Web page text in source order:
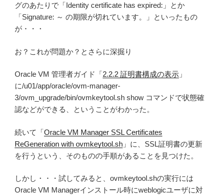
グのあたりで「Identity certificate has expired:」とか
「Signature: ～ の期限が切れています。」といったもの
が・・・
お？これが問題か？とさらに深掘り
Oracle VM 管理者ガイド「2.2.2 証明書構成の表示 」
に/u01/app/oracle/ovm-manager-
3/ovm_upgrade/bin/ovmkeytool.sh show コマンドで状態確
認などができる、ということがわかった。
続いて「Oracle VM Manager SSL Certificates
ReGeneration with ovmkeytool.sh 」に、SSL証明書の更新
を行うという、そのものの手順があることを見つけた。
しかし・・・試してみると、ovmkeytool.shの実行には
Oracle VM Managerインストール時にweblogicユーザに対